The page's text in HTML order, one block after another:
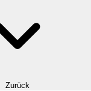
Zurück